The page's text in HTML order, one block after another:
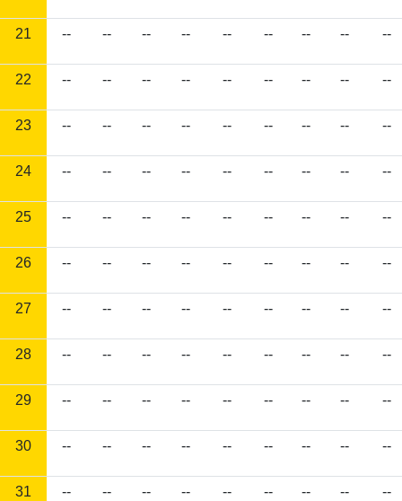
21 -- -- -- -- -- -- -- -- --
22 -- -- -- -- -- -- -- -- --
23 -- -- -- -- -- -- -- -- --
24 -- -- -- -- -- -- -- -- --
25 -- -- -- -- -- -- -- -- --
26 -- -- -- -- -- -- -- -- --
27 -- -- -- -- -- -- -- -- --
28 -- -- -- -- -- -- -- -- --
29 -- -- -- -- -- -- -- -- --
30 -- -- -- -- -- -- -- -- --
31 -- -- -- -- -- -- -- -- --